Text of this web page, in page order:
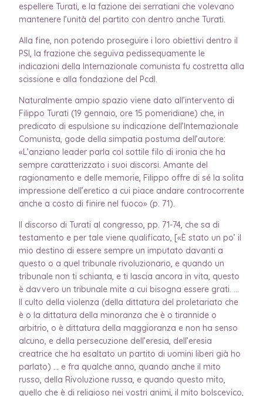
espellere Turati, e la fazione dei serratiani che volevano
mantenere l’unità del partito con dentro anche Turati.
Alla fine, non potendo proseguire i loro obiettivi dentro il
PSI, la frazione che seguiva pedissequamente le
indicazioni della Internazionale comunista fu costretta alla
scissione e alla fondazione del PcdI.
Naturalmente ampio spazio viene dato all’intervento di
Filippo Turati (19 gennaio, ore 15 pomeridiane) che, in
predicato di espulsione su indicazione dell’Internazionale
Comunista, gode della simpatia postuma dell’autore:
«L’anziano leader parla col sottile filo di ironia che ha
sempre caratterizzato i suoi discorsi. Amante del
ragionamento e delle memorie, Filippo offre di sé la solita
impressione dell’eretico a cui piace andare controcorrente
anche a costo di finire nel fuoco» (p. 71).
Il discorso di Turati al congresso, pp. 71-74, che sa di
testamento e per tale viene qualificato, [«È stato un po’ il
mio destino di essere sempre un imputato davanti a
questo o a quel tribunale rivoluzionario, e quando un
tribunale non ti schianta, e ti lascia ancora in vita, questo
è davvero un tribunale mite a cui bisogna essere grati. …
Il culto della violenza (della dittatura del proletariato che
è o la dittatura della minoranza che è o tirannide o
arbitrio, o è dittatura della maggioranza e non ha senso
alcuno, e della persecuzione dell’eresia, dell’eresia
creatrice che ha esaltato un partito di uomini liberi già ho
parlato) … e fra qualche anno, quando anche il mito
russo, della Rivoluzione russa, e quando questo mito,
quello che è di religioso nei vostri animi, il mito bolscevico,